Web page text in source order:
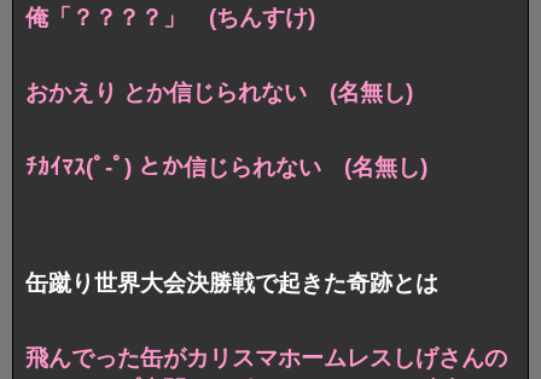
俺「？？？？」 (ちんすけ)
おかえり とか信じられない (名無し)
ﾁｶｲﾏｽ(ﾟ-ﾟ) とか信じられない (名無し)
缶蹴り世界大会決勝戦で起きた奇跡とは
飛んでった缶がカリスマホームレスしげさんの